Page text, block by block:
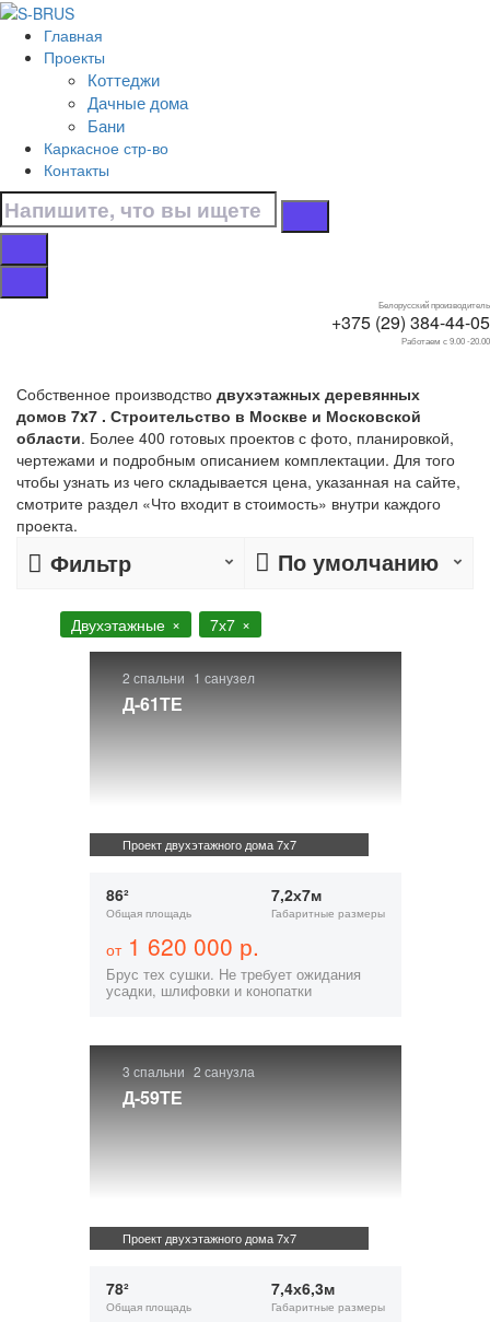
Перейти к контенту
Главная
Проекты
Коттеджи
Дачные дома
Бани
Каркасное стр-во
Контакты
Белорусский производитель
+375 (29) 384-44-05
Работаем с 9.00 -20.00
Главная
Двухэтажные
Дома 7x7
двухэтажные
Собственное производство двухэтажных деревянных
домов 7x7 . Строительство в Москве и Московской
области. Более 400 готовых проектов с фото, планировкой,
чертежами и подробным описанием комплектации. Для того
чтобы узнать из чего складывается цена, указанная на сайте,
смотрите раздел «Что входит в стоимость» внутри каждого
проекта.
Фильтр По умолчанию
Двухэтажные 7х7
2 спальни 1 санузел
Д-61ТЕ
Проект двухэтажного дома 7x7
86²
Общая площадь
7,2х7м
Габаритные размеры
от1 620 000 р.
Брус тех сушки. Не требует ожидания
усадки, шлифовки и конопатки
3 спальни 2 санузла
Д-59ТЕ
Проект двухэтажного дома 7x7
78²
Общая площадь
7,4х6,3м
Габаритные размеры